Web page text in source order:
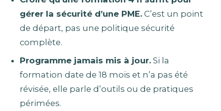
gérer la sécurité d’une PME.C’est un point
de départ, pas une politique sécurité
complète.
Programme jamais mis à jour.Si la
formation date de 18 mois et n’a pas été
révisée, elle parle d’outils ou de pratiques
périmées.